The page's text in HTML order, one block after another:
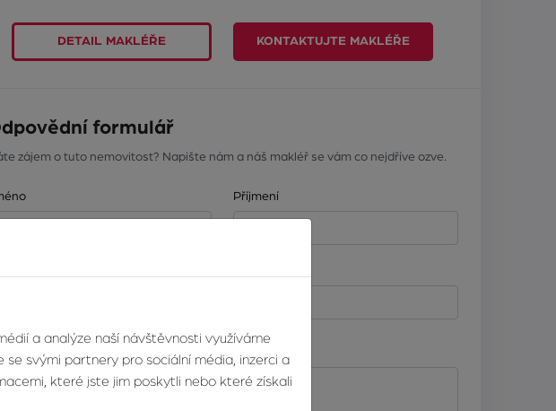
DETAIL MAKLÉŘE KONTAKTUJTE MAKLÉŘE
formulář
zájem o tuto nemovitost? Napište nám a náš makléř se vám co nejdříve ozve.
Příjmení
a analýze naší návštěvnosti využíváme
svými partnery pro sociální média, inzerci a
které jste jim poskytli nebo které získali